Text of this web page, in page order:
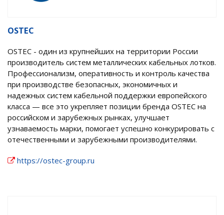
OSTEC
OSTEC - один из крупнейших на территории России
производитель систем металлических кабельных лотков.
Профессионализм, оперативность и контроль качества
при производстве безопасных, экономичных и
надежных систем кабельной поддержки европейского
класса — все это укрепляет позиции бренда OSTEC на
российском и зарубежных рынках, улучшает
узнаваемость марки, помогает успешно конкурировать с
отечественными и зарубежными производителями.
https://ostec-group.ru